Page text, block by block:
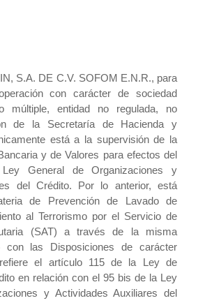
S.A. DE C.V. SOFOM E.N.R., para
con carácter de sociedad
múltiple, entidad no regulada, no
de la Secretaría de Hacienda y
está a la supervisión de la
y de Valores para efectos del
General de Organizaciones y
del Crédito. Por lo anterior, está
de Prevención de Lavado de
al Terrorismo por el Servicio de
(SAT) a través de la misma
con las Disposiciones de carácter
el artículo 115 de la Ley de
en relación con el 95 bis de la Ley
y Actividades Auxiliares del